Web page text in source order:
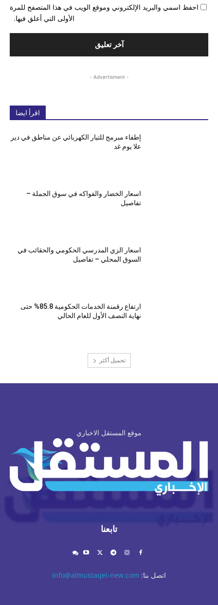
احفظ اسمي والبريد الإلكتروني وموقع الويب في هذا المتصفح للمرة
الأولى التي أعلق فيها.
- Advertisment -
اقرأ ايضا
إطفاء مبرمج للتيار الكهربائي عن مناطق في دير
علا يوم غد
اسعار الخضار والفواكه في سوق الجملة –
تفاصيل
اسعار الزي المدرسي الحكومي والحقائب في
السوق المحلي – تفاصيل
ارتفاع رقمنة الخدمات الحكومية 85.8% حتى
نهاية النصف الأول للعام الحالي
تحميل أكثر
موقع المستقل الاخباري
تابعنا
اتصل بنا: info@almustaqel-new.com